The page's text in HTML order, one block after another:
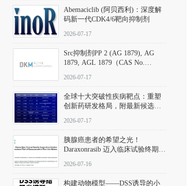
过精准嵌入激酶的ATP结合位点
发挥抑制作用，对ROCK1和
ROCK2的解离常数（Ki）分别为
140 nM和300 nM；在众多丝氨酸/
中，其靶向ROCK的选择性超过
200倍，凸显出优异的分子特异
Abemaciclib (阿贝西利)：深度解
码新一代CDK4/6靶向抑制剂
2026-07-17
Src抑制剂PP 2 (AG 1879), AG
1879, AGL 1879（CAS No.
应用指南
2026-07-17
全球十大突破性疾病靶点：重塑
创新药研发格局，附最新候选分
2026-07-17
胰腺癌患者的希望之光！
Daraxonrasib 迈入临床试验终期阶
2026-07-16
构建动物模型——DSS诱导的小